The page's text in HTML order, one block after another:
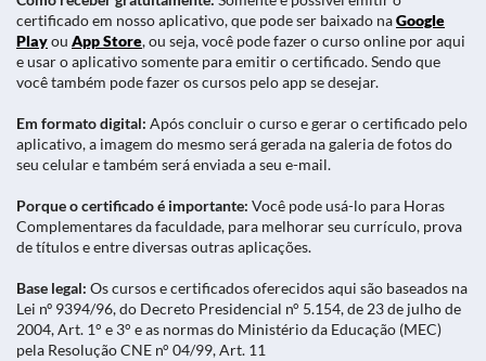
certificado em nosso aplicativo, que pode ser baixado naGoogle
Playou App Store, ou seja, você pode fazer o curso online por aqui
e usar o aplicativo somente para emitir o certificado. Sendo que
você também pode fazer os cursos pelo app se desejar.
Em formato digital: Após concluir o curso e gerar o certificado pelo
aplicativo, a imagem do mesmo será gerada na galeria de fotos do
seu celular e também será enviada a seu e-mail.
Porque o certificado é importante: Você pode usá-lo para Horas
Complementares da faculdade, para melhorar seu currículo, prova
de títulos e entre diversas outras aplicações.
Base legal: Os cursos e certificados oferecidos aqui são baseados na
Lei nº 9394/96, do Decreto Presidencial n° 5.154, de 23 de julho de
2004, Art. 1° e 3° e as normas do Ministério da Educação (MEC)
pela Resolução CNE n° 04/99, Art. 11